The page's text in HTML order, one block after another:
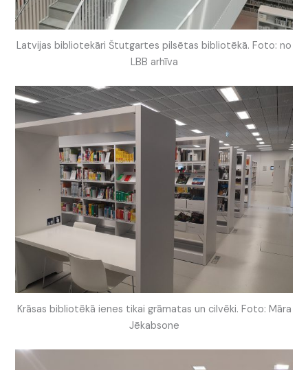
Latvijas bibliotekāri Štutgartes pilsētas bibliotēkā. Foto: no
LBB arhīva
Krāsas bibliotēkā ienes tikai grāmatas un cilvēki. Foto: Māra
Jēkabsone